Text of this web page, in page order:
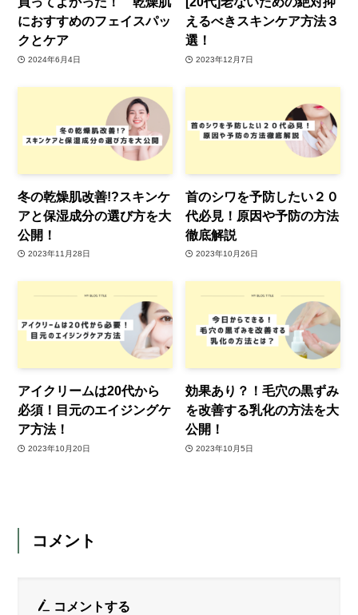
におすすめのフェイスパッ
クとケア
2024年6月4日
えるべきスキンケア方法３
選！
2023年12月7日
冬の乾燥肌改善!?スキンケ
アと保湿成分の選び方を大
公開！
2023年11月28日
首のシワを予防したい２０
代必見！原因や予防の方法
徹底解説
2023年10月26日
アイクリームは20代から
必須！目元のエイジングケ
ア方法！
2023年10月20日
効果あり？！毛穴の黒ずみ
を改善する乳化の方法を大
公開！
2023年10月5日
コメント
コメントする